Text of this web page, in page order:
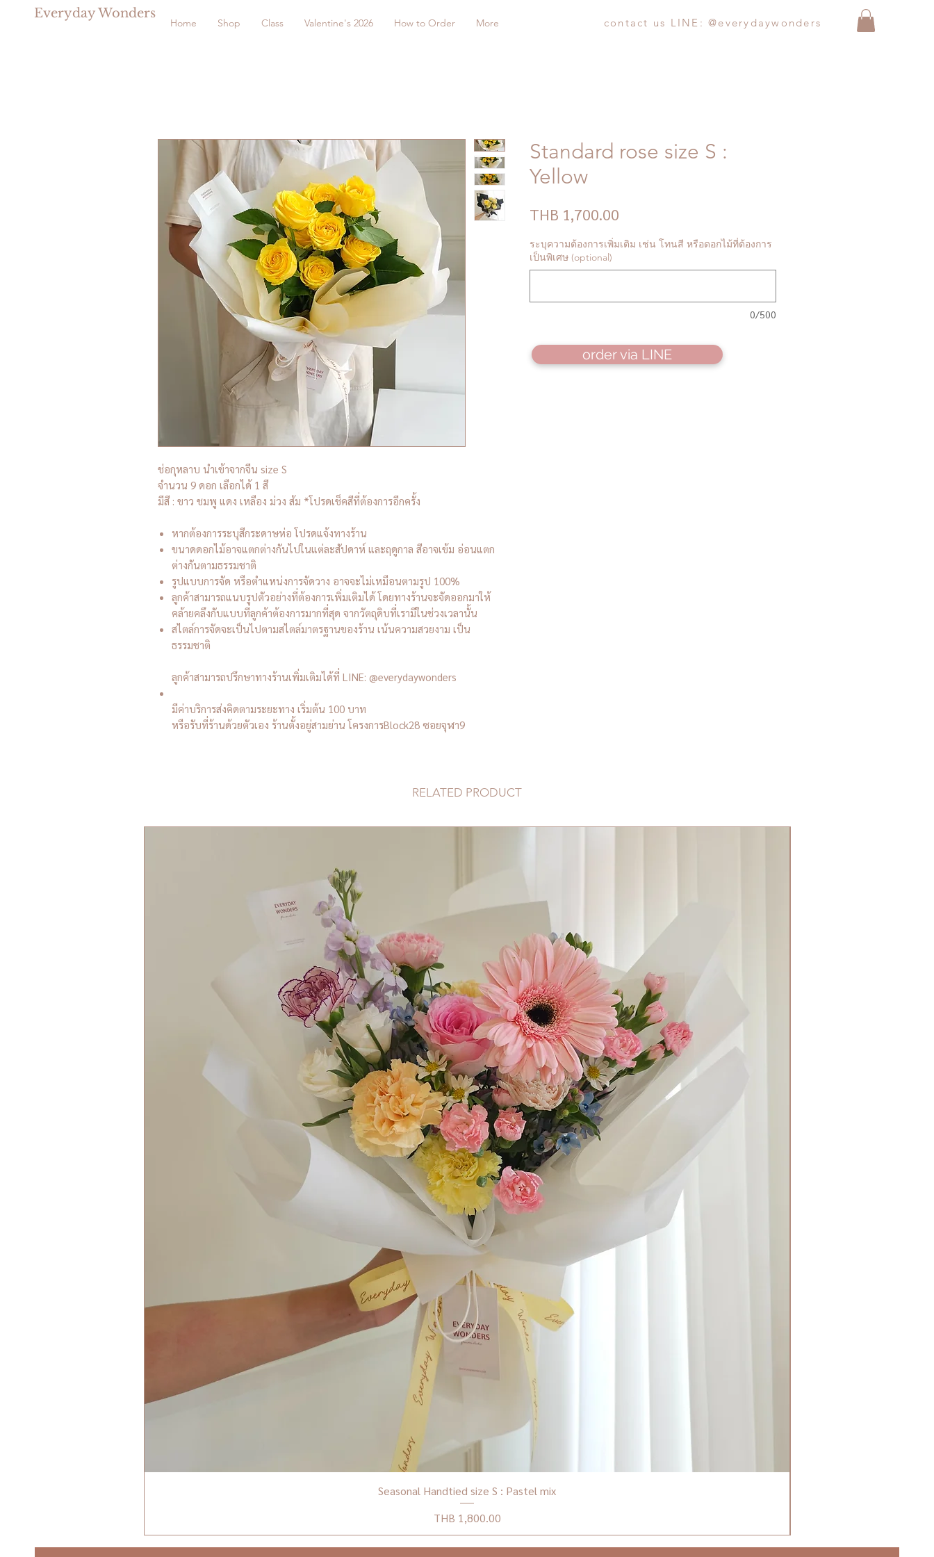
Everyday Wonders
Home Shop Class Valentine's 2026 How to Order More contact us LINE: @everydaywonders
ช่อกุหลาบ นำเข้าจากจีน size S
จำนวน 9 ดอก เลือกได้ 1 สี
มีสี : ขาว ชมพู แดง เหลือง ม่วง ส้ม *โปรดเช็คสีที่ต้องการอีกครั้ง
หากต้องการระบุสีกระดาษห่อ โปรดแจ้งทางร้าน
ขนาดดอกไม้อาจแตกต่างกันไปในแต่ละสัปดาห์ และฤดูกาล สีอาจเข้ม อ่อนแตก
ต่างกันตามธรรมชาติ
รูปแบบการจัด หรือตำแหน่งการจัดวาง อาจจะไม่เหมือนตามรูป 100%
ลูกค้าสามารถแนบรูปตัวอย่างที่ต้องการเพิ่มเติมได้ โดยทางร้านจะจัดออกมาให้
คล้ายคลึงกับแบบที่ลูกค้าต้องการมากที่สุด จากวัตถุดิบที่เรามีในช่วงเวลานั้น
สไตล์การจัดจะเป็นไปตามสไตล์มาตรฐานของร้าน เน้นความสวยงาม เป็น
ธรรมชาติ
ลูกค้าสามารถปรึกษาทางร้านเพิ่มเติมได้ที่ LINE: @everydaywonders
มีค่าบริการส่งคิดตามระยะทาง เริ่มต้น 100 บาท
หรือรับที่ร้านด้วยตัวเอง ร้านตั้งอยู่สามย่าน โครงการBlock28 ซอยจุฬา9
Standard rose size S :
Yellow
THB 1,700.00
ระบุความต้องการเพิ่มเติม เช่น โทนสี หรือดอกไม้ที่ต้องการ
เป็นพิเศษ (optional)
0/500
order via LINE
RELATED PRODUCT
Seasonal Handtied size S : Pastel mix
Price
THB 1,800.00